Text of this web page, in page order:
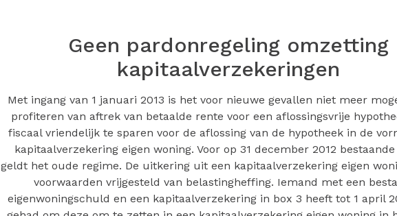
Geen pardonregeling omzetting
kapitaalverzekeringen
Met ingang van 1 januari 2013 is het voor nieuwe gevallen niet meer
profiteren van aftrek van betaalde rente voor een aflossingsvrije
fiscaal vriendelijk te sparen voor de aflossing van de hypotheek in de
kapitaalverzekering eigen woning. Voor op 31 december 2012
geldt het oude regime. De uitkering uit een kapitaalverzekering eigen
voorwaarden vrijgesteld van belastingheffing. Iemand met een
eigenwoningschuld en een kapitaalverzekering in box 3 heeft tot 1 april